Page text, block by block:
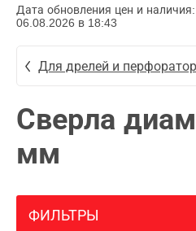
Дата обновления цен и наличия:
06.08.2026 в 18:43
Для дрелей и
Сверла
мм
ФИЛЬТРЫ